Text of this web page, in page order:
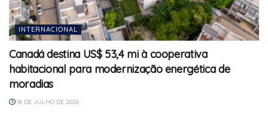
INTERNACIONAL
Canadá destina US$ 53,4 mi à cooperativa
habitacional para modernização energética de
moradias
18 DE JULHO DE 2026